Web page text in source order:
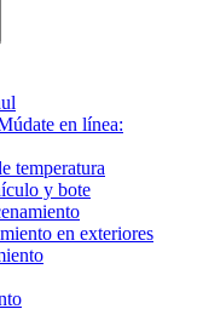
en línea:
temperatura
y bote
en exteriores